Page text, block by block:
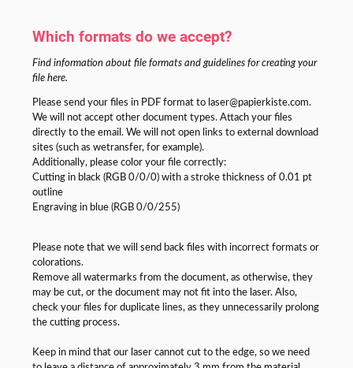
Which formats do we accept?
Find information about file formats and guidelines for creating your
file here.
Please send your files in PDF format to laser@papierkiste.com.
We will not accept other document types. Attach your files
directly to the email. We will not open links to external download
sites (such as wetransfer, for example).
Additionally, please color your file correctly:
Cutting in black (RGB 0/0/0) with a stroke thickness of 0.01 pt
outline
Engraving in blue (RGB 0/0/255)
Please note that we will send back files with incorrect formats or
colorations.
Remove all watermarks from the document, as otherwise, they
may be cut, or the document may not fit into the laser. Also,
check your files for duplicate lines, as they unnecessarily prolong
the cutting process.
Keep in mind that our laser cannot cut to the edge, so we need